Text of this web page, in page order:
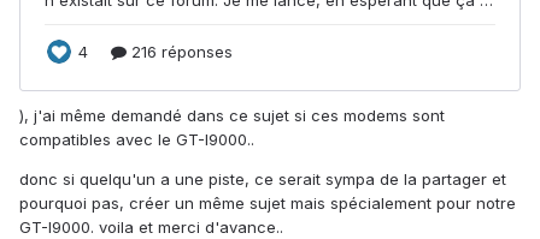
), j'ai même demandé dans ce sujet si ces modems sont
compatibles avec le GT-I9000..
donc si quelqu'un a une piste, ce serait sympa de la partager et
pourquoi pas, créer un même sujet mais spécialement pour notre
GT-I9000. voila et merci d'avance..